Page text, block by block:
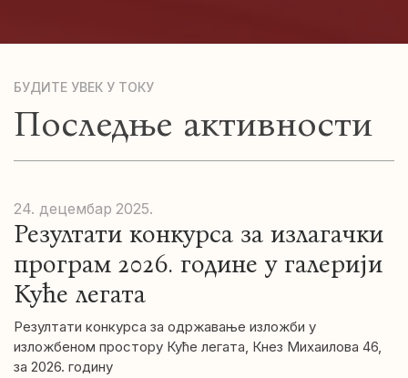
БУДИТЕ УВЕК У ТОКУ
Последње активности
24. децембар 2025.
Резултати конкурса за излагачки
програм 2026. године у галерији
Куће легата
Резултати конкурса за одржавање изложби у
изложбеном простору Куће легата, Кнез Михаилова 46,
за 2026. годину